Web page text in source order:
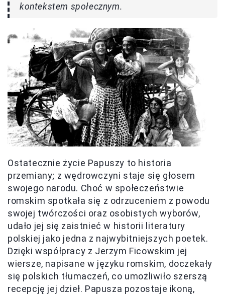
kontekstem społecznym.
Ostatecznie życie Papuszy to historia
przemiany; z wędrowczyni staje się głosem
swojego narodu. Choć w społeczeństwie
romskim spotkała się z odrzuceniem z powodu
swojej twórczości oraz osobistych wyborów,
udało jej się zaistnieć w historii literatury
polskiej jako jedna z najwybitniejszych poetek.
Dzięki współpracy z Jerzym Ficowskim jej
wiersze, napisane w języku romskim, doczekały
się polskich tłumaczeń, co umożliwiło szerszą
recepcję jej dzieł. Papusza pozostaje ikoną,